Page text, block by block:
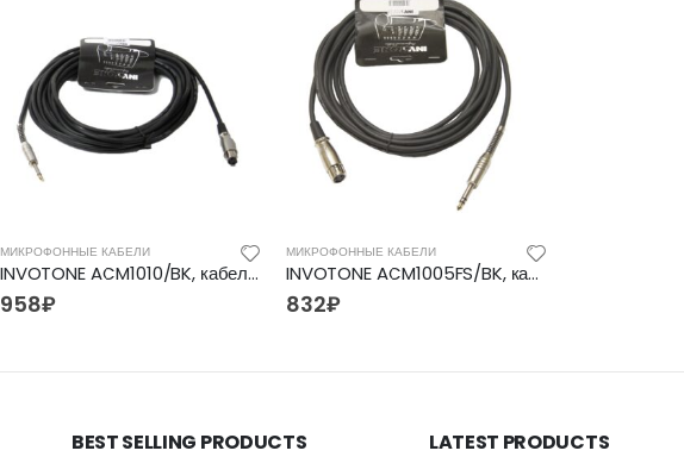
МИКРОФОННЫЕ КАБЕЛИ
INVOTONE ACM1010/BK, кабели и шнуры
958₽
МИКРОФОННЫЕ КАБЕЛИ
INVOTONE ACM1005FS/BK, кабели и шнуры
832₽
BEST SELLING PRODUCTS LATEST PRODUCTS